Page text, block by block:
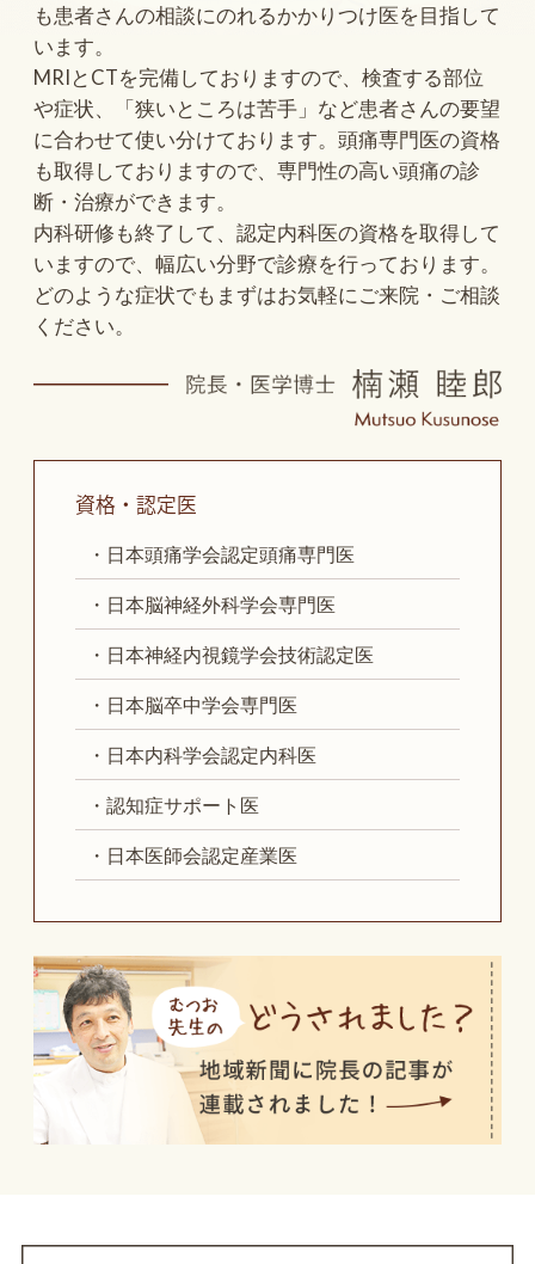
も患者さんの相談にのれるかかりつけ医を目指して
います。
MRIとCTを完備しておりますので、検査する部位
や症状、「狭いところは苦手」など患者さんの要望
に合わせて使い分けております。頭痛専門医の資格
も取得しておりますので、専門性の高い頭痛の診
断・治療ができます。
内科研修も終了して、認定内科医の資格を取得して
いますので、幅広い分野で診療を行っております。
どのような症状でもまずはお気軽にご来院・ご相談
ください。
資格・認定医
・日本頭痛学会認定頭痛専門医
・日本脳神経外科学会専門医
・日本神経内視鏡学会技術認定医
・日本脳卒中学会専門医
・日本内科学会認定内科医
・認知症サポート医
・日本医師会認定産業医